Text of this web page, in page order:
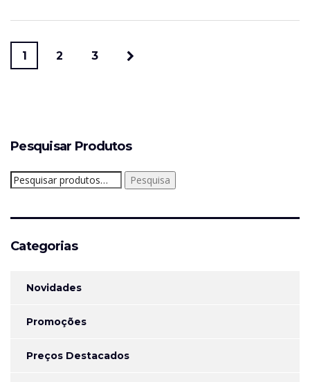
1 2 3
Pesquisar Produtos
Pesquisar
por:
Pesquisa
Categorias
Novidades
Promoções
Preços Destacados